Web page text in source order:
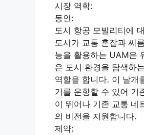
시장 역학:
동인:
도시 항공 모빌리티에
도시가 교통 혼잡과 씨
능을 활용하는 UAM은
은 도시 환경을 탐색하
역할을 합니다. 이 날개
기를 운항할 수 있어 기
이 뛰어나 기존 교통 네
의 비전을 지원합니다.
제약: